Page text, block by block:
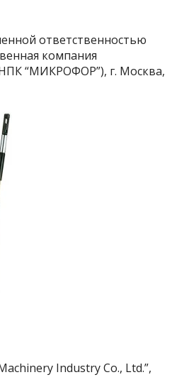
ответственностью
компания
“МИКРОФОР”), г. Москва,
Industry Co., Ltd.”,